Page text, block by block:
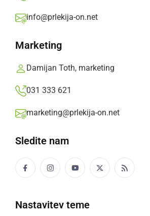
info@prlekija-on.net
Marketing
Damijan Toth, marketing
031 333 621
marketing@prlekija-on.net
Sledite nam
Nastavitev teme
Družabno
Črna kronika
Šport
Politika
Gospodarstvo
Narava